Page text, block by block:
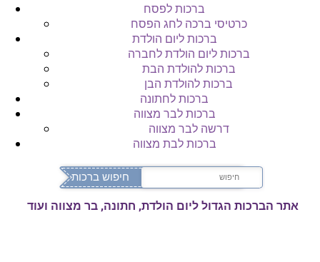
ברכות לפסח
כרטיסי ברכה לחג הפסח
ברכות ליום הולדת
ברכות ליום הולדת לחברה
ברכות להולדת הבת
ברכות להולדת הבן
ברכות לחתונה
ברכות לבר מצווה
דרשה לבר מצווה
ברכות לבת מצווה
אתר הברכות הגדול ליום הולדת, חתונה, בר מצווה ועוד